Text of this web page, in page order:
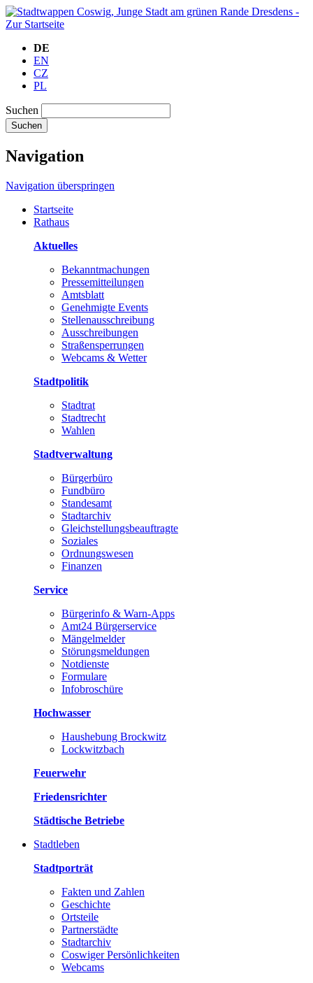
DE
EN
CZ
PL
Suchen
Suchen
Navigation
Navigation überspringen
Startseite
Rathaus
Aktuelles
Bekanntmachungen
Pressemitteilungen
Amtsblatt
Genehmigte Events
Stellenausschreibung
Ausschreibungen
Straßensperrungen
Webcams & Wetter
Stadtpolitik
Stadtrat
Stadtrecht
Wahlen
Stadtverwaltung
Bürgerbüro
Fundbüro
Standesamt
Stadtarchiv
Gleichstellungsbeauftragte
Soziales
Ordnungswesen
Finanzen
Service
Bürgerinfo & Warn-Apps
Amt24 Bürgerservice
Mängelmelder
Störungsmeldungen
Notdienste
Formulare
Infobroschüre
Hochwasser
Haushebung Brockwitz
Lockwitzbach
Feuerwehr
Friedensrichter
Städtische Betriebe
Stadtleben
Stadtporträt
Fakten und Zahlen
Geschichte
Ortsteile
Partnerstädte
Stadtarchiv
Coswiger Persönlichkeiten
Webcams